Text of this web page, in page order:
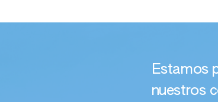
Estamos
nuestros